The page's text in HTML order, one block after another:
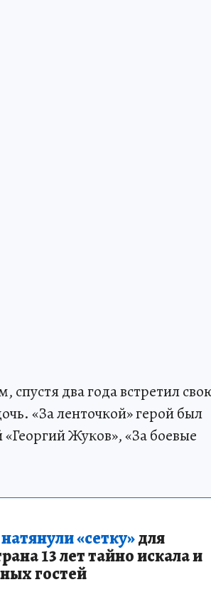
спустя два года встретил
«За ленточкой» герой был
Жуков», «За боевые
«сетку»для
13 лет тайно искала и
гостей